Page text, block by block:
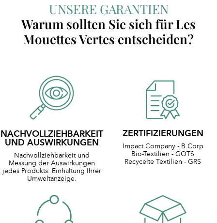
UNSERE GARANTIEN
Warum sollten Sie sich für Les
Mouettes Vertes entscheiden?
NACHVOLLZIEHBARKEIT
UND AUSWIRKUNGEN
Nachvollziehbarkeit und
Messung der Auswirkungen
jedes Produkts. Einhaltung Ihrer
Umweltanzeige.
ZERTIFIZIERUNGEN
Impact Company - B Corp
Bio-Textilien - GOTS
Recycelte Textilien - GRS